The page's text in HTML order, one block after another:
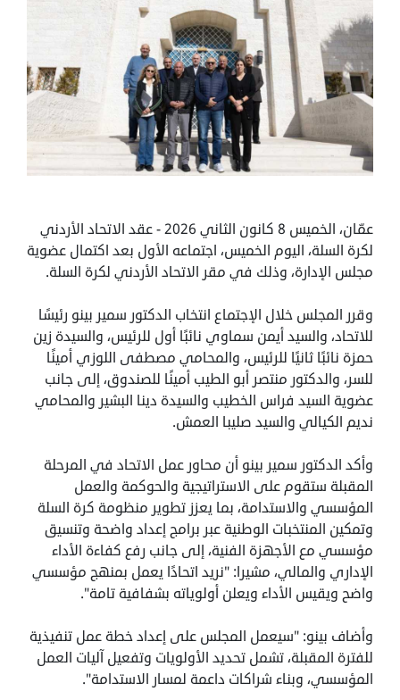
عمّان، الخميس 8 كانون الثاني 2026 - عقد الاتحاد الأردني
لكرة السلة، اليوم الخميس، اجتماعه الأول بعد اكتمال عضوية
مجلس الإدارة، وذلك في مقر الاتحاد الأردني لكرة السلة.
‏وقرر المجلس خلال الإجتماع انتخاب الدكتور سمير بينو رئيسًا
للاتحاد، والسيد أيمن سماوي نائبًا أول للرئيس، والسيدة زين
حمزة نائبًا ثانيًا للرئيس، والمحامي مصطفى اللوزي أمينًا
للسر، والدكتور منتصر أبو الطيب أمينًا للصندوق، إلى جانب
عضوية السيد فراس الخطيب والسيدة دينا البشير والمحامي
نديم الكيالي والسيد صليبا العمش.
‏وأكد الدكتور سمير بينو أن محاور عمل الاتحاد في المرحلة
المقبلة ستقوم على الاستراتيجية والحوكمة والعمل
المؤسسي والاستدامة، بما يعزز تطوير منظومة كرة السلة
وتمكين المنتخبات الوطنية عبر برامج إعداد واضحة وتنسيق
مؤسسي مع الأجهزة الفنية، إلى جانب رفع كفاءة الأداء
الإداري والمالي، مشيرا: "نريد اتحادًا يعمل بمنهج مؤسسي
واضح ويقيس الأداء ويعلن أولوياته بشفافية تامة".
‏وأضاف بينو: "سيعمل المجلس على إعداد خطة عمل تنفيذية
للفترة المقبلة، تشمل تحديد الأولويات وتفعيل آليات العمل
المؤسسي، وبناء شراكات داعمة لمسار الاستدامة".